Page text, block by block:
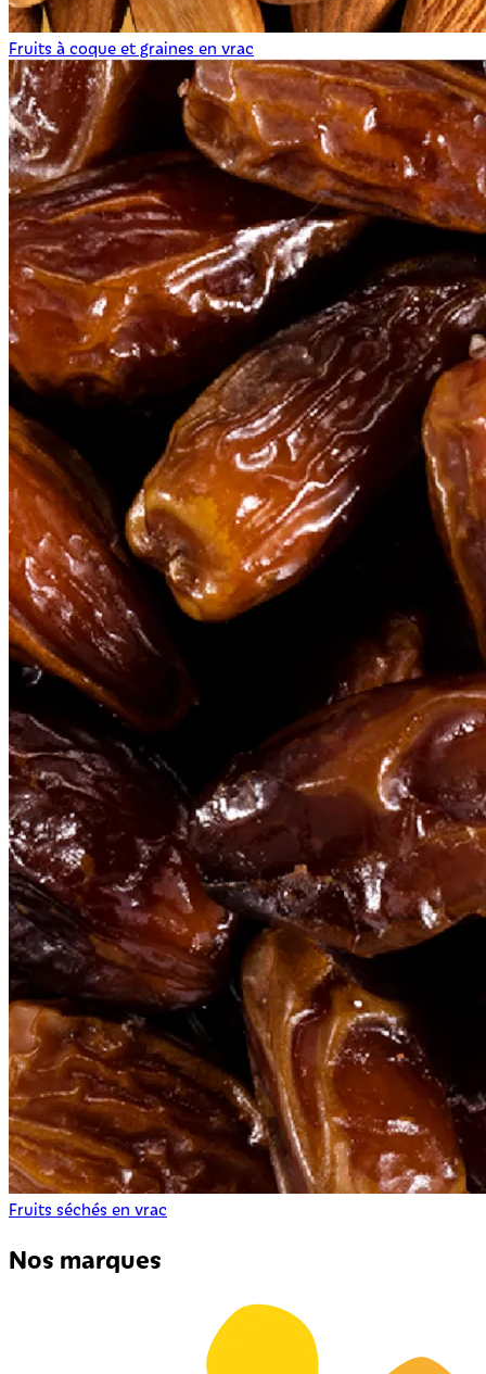
Fruits à coque et graines en vrac
Fruits séchés en vrac
Nos marques